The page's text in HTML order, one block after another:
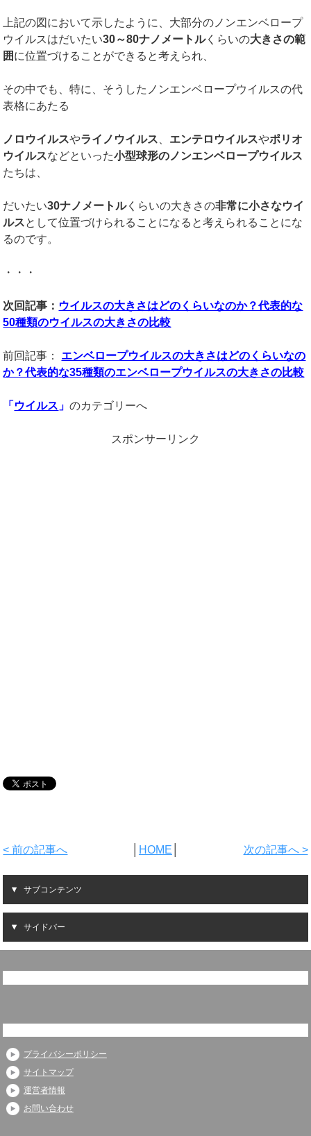
上記の図において示したように、大部分のノンエンベロープ
ウイルスはだいたい30～80ナノメートルくらいの大きさの範
囲に位置づけることができると考えられ、
その中でも、特に、そうしたノンエンベロープウイルスの代
表格にあたる
ノロウイルスやライノウイルス エンテロウイルスやポリオ
ウイルスなどといった小型球形のノンエンベロープウイルス
たちは、
だいたい30ナノメートルくらいの大きさの非常に小さなウイ
ルスとして位置づけられることになると考えられることにな
るのです。
・・・
次回記事： ウイルスの大きさはどのくらいなのか？代表的な
50種類のウイルスの大きさの比較
前回記事： エンベロープウイルスの大きさはどのくらいなの
か？代表的な35種類のエンベロープウイルスの大きさの比較
「 ウイルス 」のカテゴリーへ
スポンサーリンク
< 前の記事へ HOME 次の記事へ >
サブコンテンツ
サイドバー
プライバシーポリシー
サイトマップ
運営者情報
お問い合わせ